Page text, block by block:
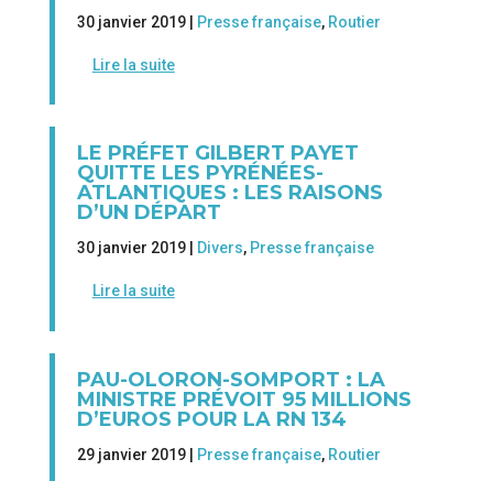
30 janvier 2019 | Presse française, Routier
Lire la suite
LE PRÉFET GILBERT PAYET
QUITTE LES PYRÉNÉES-
ATLANTIQUES : LES RAISONS
D’UN DÉPART
30 janvier 2019 | Divers, Presse française
Lire la suite
PAU-OLORON-SOMPORT : LA
MINISTRE PRÉVOIT 95 MILLIONS
D’EUROS POUR LA RN 134
29 janvier 2019 | Presse française, Routier